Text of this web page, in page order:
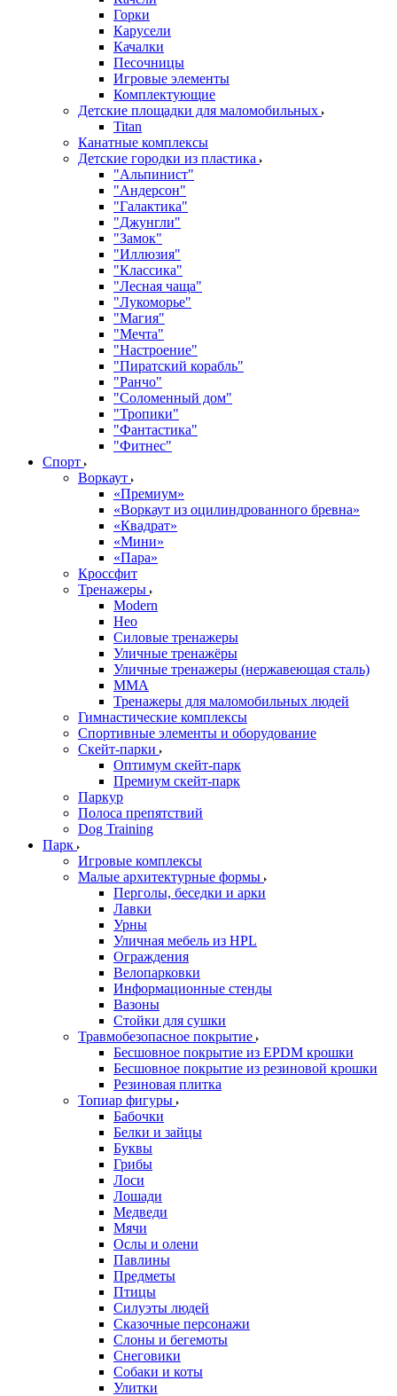
Горки
Карусели
Качалки
Песочницы
Игровые элементы
Комплектующие
Детские площадки для маломобильных
Titan
Канатные комплексы
Детские городки из пластика
"Альпинист"
"Андерсон"
"Галактика"
"Джунгли"
"Замок"
"Иллюзия"
"Классика"
"Лесная чаща"
"Лукоморье"
"Магия"
"Мечта"
"Настроение"
"Пиратский корабль"
"Ранчо"
"Соломенный дом"
"Тропики"
"Фантастика"
"Фитнес"
Спорт
Воркаут
«Премиум»
«Воркаут из оцилиндрованного бревна»
«Квадрат»
«Мини»
«Пара»
Кроссфит
Тренажеры
Modern
Нео
Силовые тренажеры
Уличные тренажёры
Уличные тренажеры (нержавеющая сталь)
ММА
Тренажеры для маломобильных людей
Гимнастические комплексы
Спортивные элементы и оборудование
Скейт-парки
Оптимум скейт-парк
Премиум скейт-парк
Паркур
Полоса препятствий
Dog Training
Парк
Игровые комплексы
Малые архитектурные формы
Перголы, беседки и арки
Лавки
Урны
Уличная мебель из HPL
Ограждения
Велопарковки
Информационные стенды
Вазоны
Стойки для сушки
Травмобезопасное покрытие
Бесшовное покрытие из EPDM крошки
Бесшовное покрытие из резиновой крошки
Резиновая плитка
Топиар фигуры
Бабочки
Белки и зайцы
Буквы
Грибы
Лоси
Лошади
Медведи
Мячи
Ослы и олени
Павлины
Предметы
Птицы
Силуэты людей
Сказочные персонажи
Слоны и бегемоты
Снеговики
Собаки и коты
Улитки